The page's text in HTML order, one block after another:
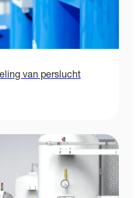
van perslucht